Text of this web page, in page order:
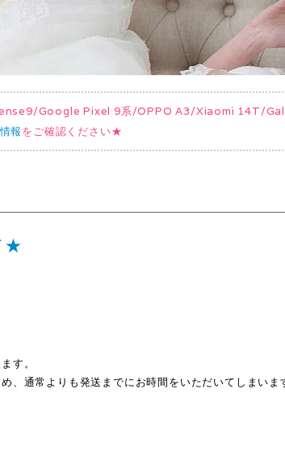
Google Pixel 9系/OPPO A3/Xiaomi 14T/
報をご確認ください★
★
す。
通常よりも発送までにお時間をいただいてしまいま